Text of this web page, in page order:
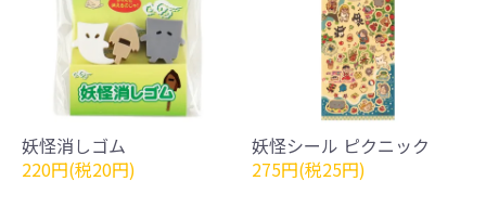
妖怪消しゴム
220円(税20円)
妖怪シール ピクニック
275円(税25円)